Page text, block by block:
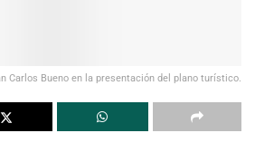
Carlos Bueno en la presentación del plano turístico.